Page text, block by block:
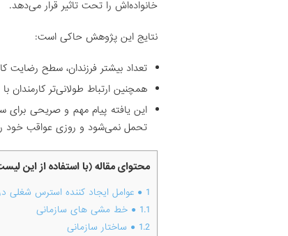
خانواده‌اش را تحت تاثیر قرار می‌دهد.
نتایج این پژوهش حاکی است:
تعداد بیشتر فرزندان، سطح رضایت
همچنین ارتباط طولانی‌تر کارمندان
این یافته پیام مهم و صریحی برای
تحمل نمی‌شود و روزی عواقب خود را
محتوای مقاله (با استفاده از این
1 ● عوامل ایجاد کننده استرس شغلی
1.1 ● خط مشی های سازمانی
1.2 ● ساختار سازمانی